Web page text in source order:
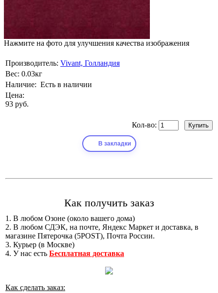
Нажмите на фото для улучшения качества изображения
Производитель: Vivant, Голландия
Вес: 0.03кг
Наличие: Есть в наличии
Цена:
93 руб.
Кол-во:
В закладки
Как получить заказ
1. В любом Озоне (около вашего дома)
2. В любом СДЭК, на почте, Яндекс Маркет и доставка, в
магазине Пятерочка (5POST), Почта России.
3. Курьер (в Москве)
4. У нас есть Бесплатная доставка
Как сделать заказ: